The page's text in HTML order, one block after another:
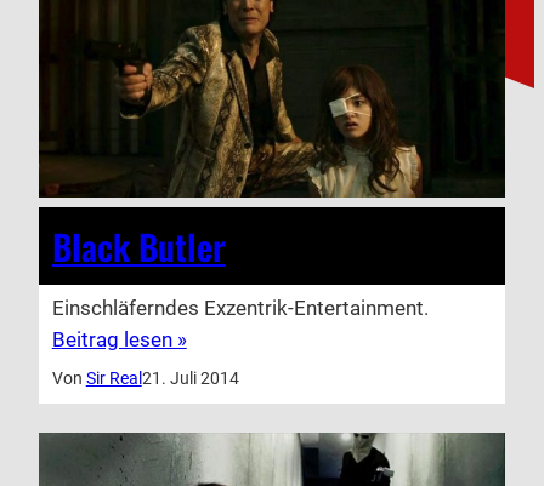
Black Butler
Einschläferndes Exzentrik-Entertainment.
Beitrag lesen »
Von Sir Real21. Juli 2014